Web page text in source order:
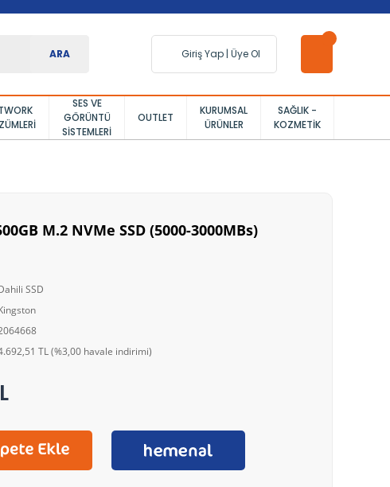
ARA Giriş Yap | Üye Ol
SES VE
GÖRÜNTÜ
SISTEMLERI
OUTLET
KURUMSAL
ÜRÜNLER
SAĞLIK -
KOZMETIK
M.2 NVMe SSD (5000-3000MBs)
SSD
TL (%3,00 havale indirimi)